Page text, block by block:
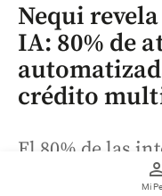
Mi
Nequi
IA: 80% de
crédito
El 80% de las
cliente de